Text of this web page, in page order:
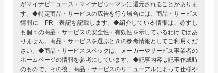
がマイナビニュース・マイナビウーマンに還元されることがありま
す。◆特定商品・サービスの広告を行う場合には、商品・サービス
情報に「PR」表記を記載します。◆紹介している情報は、必ずし
も個々の商品・サービスの安全性・有効性を示しているわけではあ
りません。商品・サービスを選ぶときの参考情報としてご利用くだ
さい。◆商品・サービススペックは、メーカーやサービス事業者の
ホームページの情報を参考にしています。◆記事内容は記事作成時
のもので、その後、商品・サービスのリニューアルによって仕様や